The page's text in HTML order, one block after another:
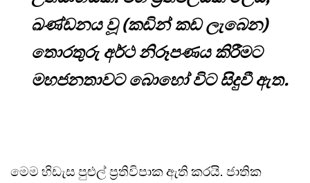
ඛණ්ඩනය වූ (කඩින් කඩ ලැබෙන)
තොරතුරු අර්ථ නිරූපණය කිරීමට
මහජනතාවට බොහෝ විට සිදුවී ඇත.
මෙම හිඩැස පුළුල් ප්‍රතිවිපාක ඇති කරයි. ජාතික